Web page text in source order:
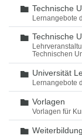
Ordner
Technische
Lernangebote
Ordner
Technische
Technischen
Ordner
Universität
Lernangebote
Ordner
Vorlagen
Vorlagen für
Ordner
Weiterbildung